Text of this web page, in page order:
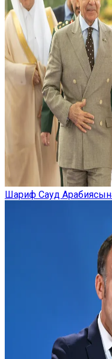
Шариф Сауд